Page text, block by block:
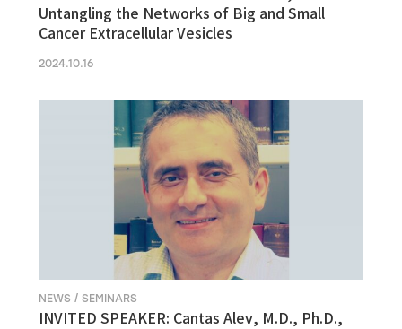
Untangling the Networks of Big and Small
Cancer Extracellular Vesicles
2024.10.16
NEWS / SEMINARS
INVITED SPEAKER: Cantas Alev, M.D., Ph.D.,